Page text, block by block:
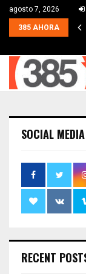
agosto 7, 2026
385 AHORA
SOCIAL MEDIA
RECENT